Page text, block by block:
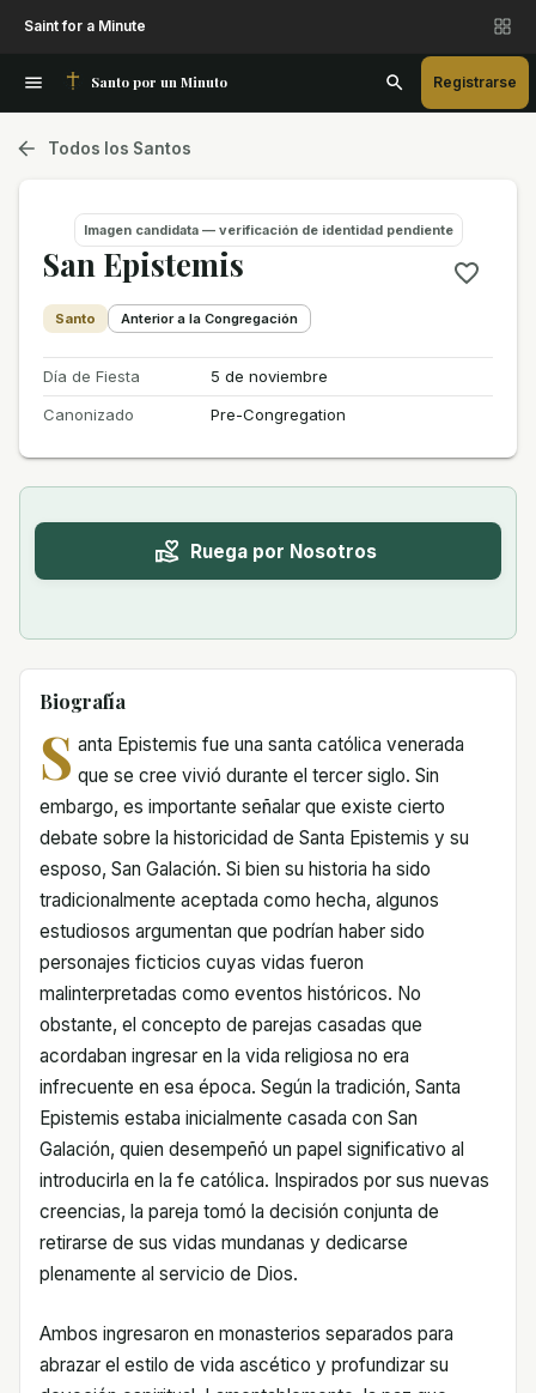
Saint for a Minute
Santo por un Minuto Registrarse
Todos los Santos
Imagen candidata — verificación de identidad pendiente
San Epistemis
Santo Anterior a la Congregación
Día de Fiesta
5 de noviembre
Canonizado
Pre-Congregation
Ruega por Nosotros
Biografía
S anta Epistemis fue una santa católica venerada
que se cree vivió durante el tercer siglo. Sin
embargo, es importante señalar que existe cierto
debate sobre la historicidad de Santa Epistemis y su
esposo, San Galación. Si bien su historia ha sido
tradicionalmente aceptada como hecha, algunos
estudiosos argumentan que podrían haber sido
personajes ficticios cuyas vidas fueron
malinterpretadas como eventos históricos. No
obstante, el concepto de parejas casadas que
acordaban ingresar en la vida religiosa no era
infrecuente en esa época. Según la tradición, Santa
Epistemis estaba inicialmente casada con San
Galación, quien desempeñó un papel significativo al
introducirla en la fe católica. Inspirados por sus nuevas
creencias, la pareja tomó la decisión conjunta de
retirarse de sus vidas mundanas y dedicarse
plenamente al servicio de Dios.
Ambos ingresaron en monasterios separados para
abrazar el estilo de vida ascético y profundizar su